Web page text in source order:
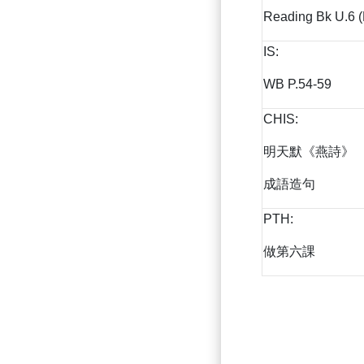
Reading Bk U.6
IS:
WB P.54-59
CHIS:
明天默《燕詩》
成語造句
PTH:
做第六課